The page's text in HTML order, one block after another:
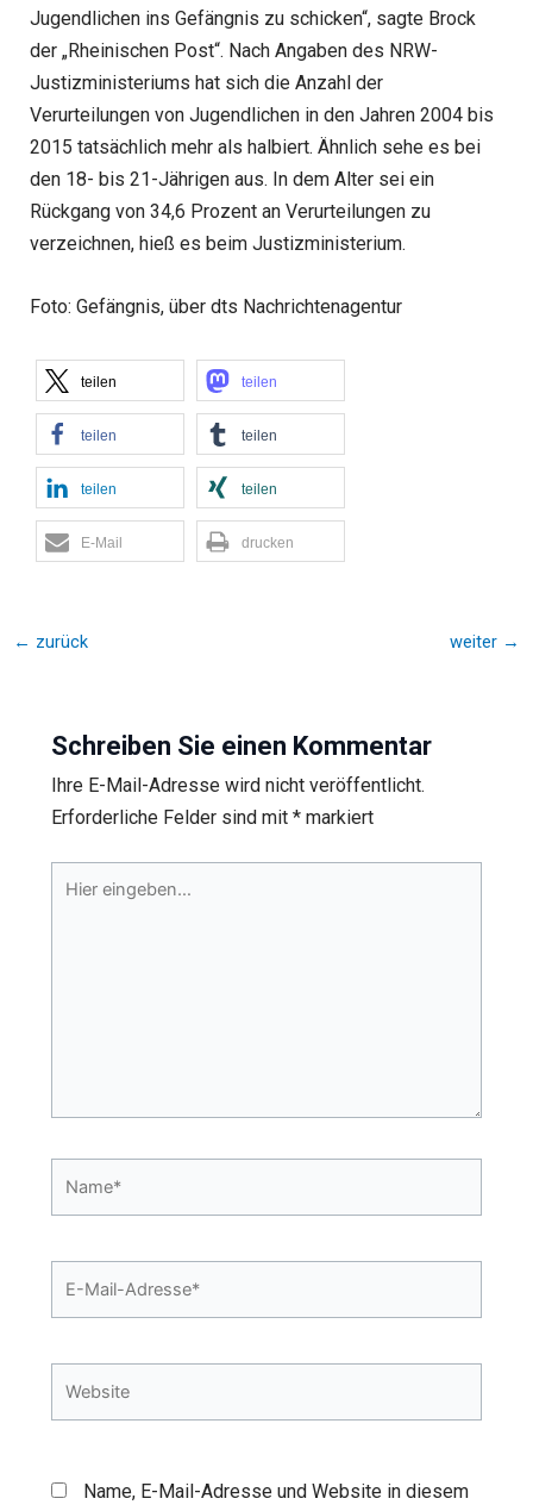
Jugendlichen ins Gefängnis zu schicken“, sagte Brock
der „Rheinischen Post“. Nach Angaben des NRW-
Justizministeriums hat sich die Anzahl der
Verurteilungen von Jugendlichen in den Jahren 2004 bis
2015 tatsächlich mehr als halbiert. Ähnlich sehe es bei
den 18- bis 21-Jährigen aus. In dem Alter sei ein
Rückgang von 34,6 Prozent an Verurteilungen zu
verzeichnen, hieß es beim Justizministerium.
Foto: Gefängnis, über dts Nachrichtenagentur
teilen teilen
teilen teilen
teilen teilen
E-Mail drucken
← zurück weiter →
Schreiben Sie einen Kommentar
Ihre E-Mail-Adresse wird nicht veröffentlicht.
Erforderliche Felder sind mit *markiert
Name, E-Mail-Adresse und Website in diesem